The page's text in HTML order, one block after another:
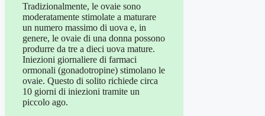
Tradizionalmente, le ovaie sono
moderatamente stimolate a maturare
un numero massimo di uova e, in
genere, le ovaie di una donna possono
produrre da tre a dieci uova mature.
Iniezioni giornaliere di farmaci
ormonali (gonadotropine) stimolano le
ovaie. Questo di solito richiede circa
10 giorni di iniezioni tramite un
piccolo ago.